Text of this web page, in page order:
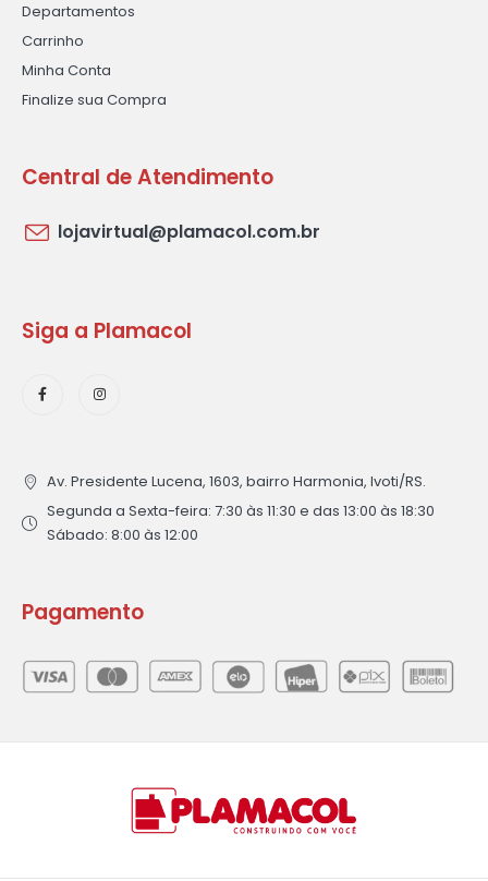
Departamentos
Carrinho
Minha Conta
Finalize sua Compra
Central de Atendimento
lojavirtual@plamacol.com.br
Siga a Plamacol
Av. Presidente Lucena, 1603, bairro Harmonia, Ivoti/RS.
Segunda a Sexta-feira: 7:30 às 11:30 e das 13:00 às 18:30
Sábado: 8:00 às 12:00
Pagamento